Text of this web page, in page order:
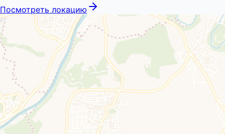
Посмотреть локацию